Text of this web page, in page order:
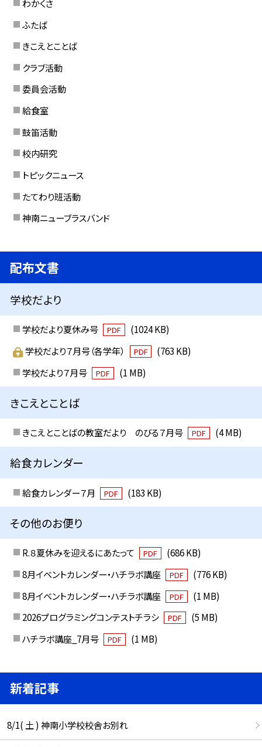
わかくさ
ふたば
きこえとことば
クラブ活動
委員会活動
給食室
鼓笛活動
校内研究
トピックニュース
たてわり班活動
神南ニューブラスバンド
配布文書
学校だより
学校だより夏休み号 PDF
(1024 KB)
学校だより７月号（各学年）
PDF
(763 KB)
学校だより７月号
PDF (1 MB)
きこえとことば
きこえとことばの教室だより のびる７月号 PDF (4 MB)
給食カレンダー
給食カレンダー７月 PDF (183 KB)
その他のお便り
R.８夏休みを迎えるにあたって PDF
(686 KB)
8月イベントカレンダー・ハチラボ講座
PDF
(776 KB)
8月イベントカレンダー・ハチラボ講座
PDF
(1 MB)
2026プログラミングコンテストチラシ
PDF
(5 MB)
ハチラボ講座_7月号
PDF (1 MB)
新着記事
8/1( 土 ) 神南小学校校舎お別れ